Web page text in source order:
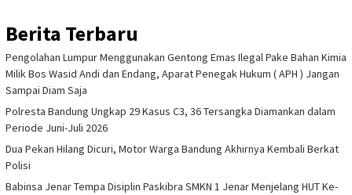
Berita Terbaru
Pengolahan Lumpur Menggunakan Gentong Emas Ilegal Pake Bahan Kimia
Milik Bos Wasid Andi dan Endang, Aparat Penegak Hukum ( APH ) Jangan
Sampai Diam Saja
Polresta Bandung Ungkap 29 Kasus C3, 36 Tersangka Diamankan dalam
Periode Juni-Juli 2026
Dua Pekan Hilang Dicuri, Motor Warga Bandung Akhirnya Kembali Berkat
Polisi
Babinsa Jenar Tempa Disiplin Paskibra SMKN 1 Jenar Menjelang HUT Ke-